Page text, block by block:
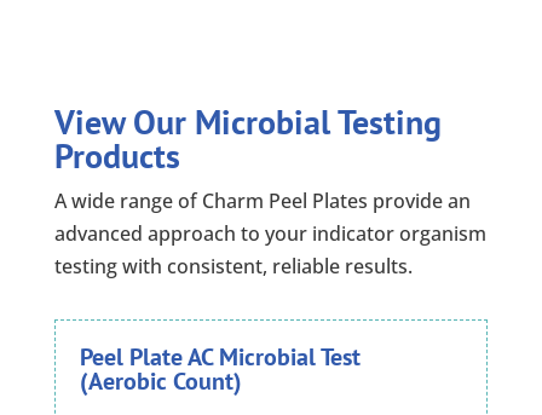
View Our Microbial Testing
Products
A wide range of Charm Peel Plates provide an
advanced approach to your indicator organism
testing with consistent, reliable results.
Peel Plate AC Microbial Test
(Aerobic Count)